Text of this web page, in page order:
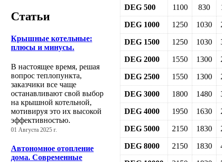
Статьи
Крышные котельные:
плюсы и минусы.
В настоящее время, решая
вопрос теплопункта,
заказчики все чаще
останавливают свой выбор
на крышной котельной,
мотивируя это их высокой
эффективностью.
01 Августа 2025 г.
Автономное отопление
дома. Современные
DEG 500
1100 830
DEG 1000 1250 1030
DEG 1500 1250 1030
DEG 2000 1550 1300
DEG 2500 1550 1300
DEG 3000 1800 1480
DEG 4000 1950 1630
DEG 5000 2150 1830
DEG 8000 2150 1830